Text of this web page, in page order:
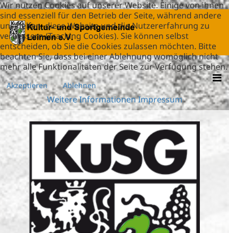
Wir nutzen Cookies auf unserer Website. Einige von ihnen
sind essenziell für den Betrieb der Seite, während andere
uns helfen, diese Website und die Nutzererfahrung zu
verbessern (Tracking Cookies). Sie können selbst
entscheiden, ob Sie die Cookies zulassen möchten. Bitte
beachten Sie, dass bei einer Ablehnung womöglich nicht
mehr alle Funktionalitäten der Seite zur Verfügung stehen.
Akzeptieren Ablehnen
Weitere InformationenImpressum